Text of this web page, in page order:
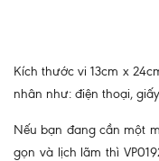
Kích thước vi 13cm x
nhân như: điện thoại,
Nếu bạn đang cần một
gọn và lịch lãm thì